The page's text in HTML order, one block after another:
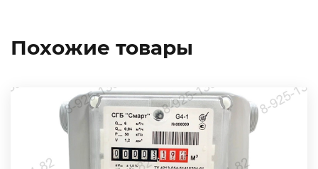
Похожие товары